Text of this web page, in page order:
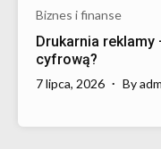
Biznes i finanse
Drukarnia reklamy
cyfrową?
7 lipca, 2026 By